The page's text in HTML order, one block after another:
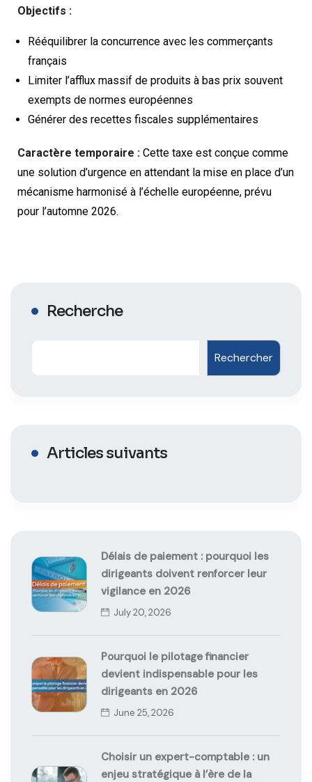
Objectifs :
Rééquilibrer la concurrence avec les commerçants
français
Limiter l’afflux massif de produits à bas prix souvent
exempts de normes européennes
Générer des recettes fiscales supplémentaires
Caractère temporaire : Cette taxe est conçue comme
une solution d’urgence en attendant la mise en place d’un
mécanisme harmonisé à l’échelle européenne, prévu
pour l’automne 2026.
Recherche
Rechercher
Articles suivants
Délais de paiement : pourquoi les
dirigeants doivent renforcer leur
vigilance en 2026
July 20, 2026
Pourquoi le pilotage financier
devient indispensable pour les
dirigeants en 2026
June 25, 2026
Choisir un expert-comptable : un
enjeu stratégique à l’ère de la